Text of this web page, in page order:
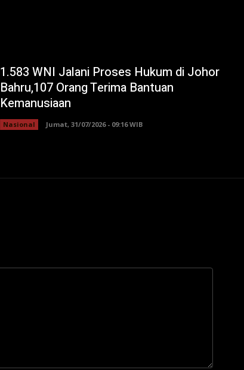
1.583 WNI Jalani Proses Hukum di Johor
Bahru,107 Orang Terima Bantuan
Kemanusiaan
Nasional Jumat, 31/07/2026 - 09:16 WIB